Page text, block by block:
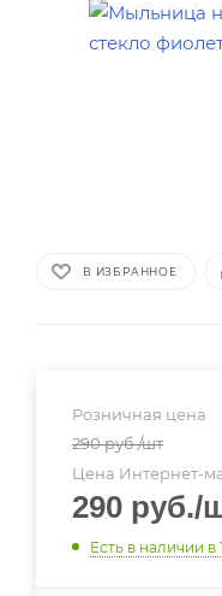
В ИЗБРАННОЕ
Розничная цена
290руб./шт
Цена Интернет-
290 руб./
Есть в наличии в